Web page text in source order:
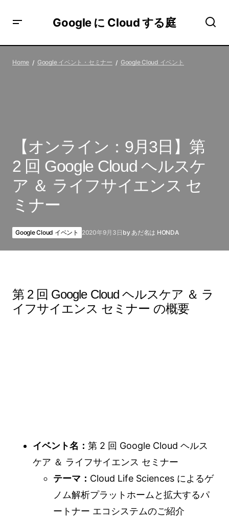
Google に Cloud する庭
＆ ライフサイエンス セミナー
Home Google イベント・セミナー Google Cloud イベント
【オンライン：9月3日】第
2 回 Google Cloud ヘルスケ
ア ＆ ライフサイエンス セ
ミナー
Google Cloud イベント 2020年9月3日 by あだ名は HONDA
第 2 回 Google Cloud ヘルスケア ＆ ラ
イフサイエンス セミナー の概要
イベント名： 第 2 回 Google Cloud ヘルス
ケア ＆ ライフサイエンス セミナー
テーマ： Cloud Life Sciences によるゲ
ノム解析プラットホームと拡大するパ
ートナー エコシステムのご紹介